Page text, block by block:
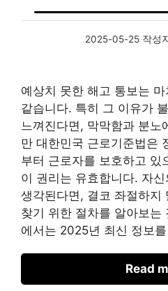
2025-05-25 작성
예상치 못한 해고 통보는
같습니다. 특히 그 이유가
느껴진다면, 막막함과 분노
만 대한민국 근로기준법은
부터 근로자를 보호하고
이 권리는 유효합니다. 자
생각된다면, 결코 좌절하지
찾기 위한 절차를 알아보는
에서는 2025년 최신 정보
Read